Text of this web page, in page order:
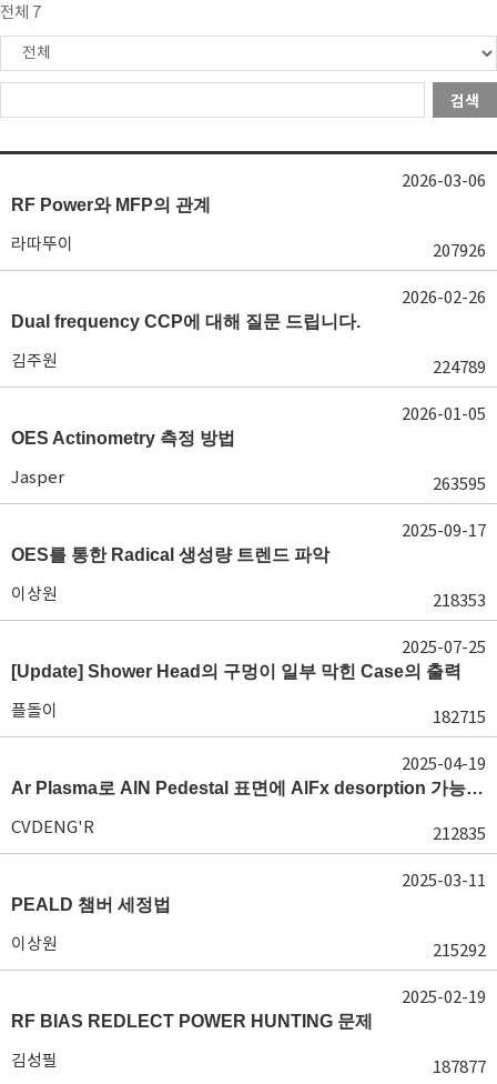
전체 7
검색
RF Power와 MFP의 관계
라따뚜이 207926
2026-03-06
Dual frequency CCP에 대해 질문 드립니다.
김주원 224789
2026-02-26
OES Actinometry 측정 방법
Jasper 263595
2026-01-05
OES를 통한 Radical 생성량 트렌드 파악
이상원 218353
2025-09-17
[Update] Shower Head의 구멍이 일부 막힌 Case의 출력
플돌이 182715
2025-07-25
Ar Plasma로 AlN Pedestal 표면에 AlFx desorption 가능 여부가 궁금합니다.
CVDENG'R 212835
2025-04-19
PEALD 챔버 세정법
이상원 215292
2025-03-11
RF BIAS REDLECT POWER HUNTING 문제
김성필 187877
2025-02-19